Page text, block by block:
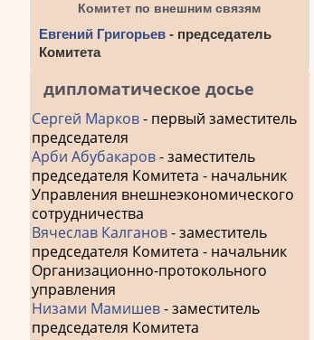
Комитет по внешним связям
Евгений Григорьев - председатель
Комитета
дипломатическое досье
Сергей Марков- первый заместитель
председателя
Арби Абубакаров- заместитель
председателя Комитета - начальник
Управления внешнеэкономического
сотрудничества
Вячеслав Калганов- заместитель
председателя Комитета - начальник
Организационно-протокольного
управления
Низами Мамишев- заместитель
председателя Комитета